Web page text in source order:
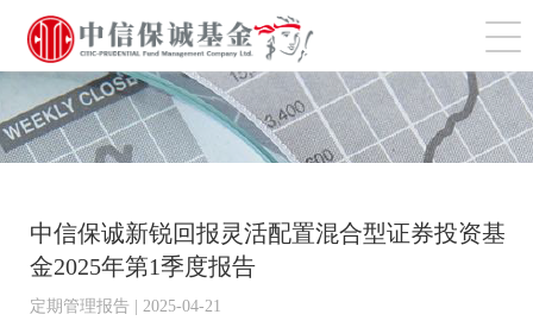
切
中信保诚新锐回报灵活配置混合型证券投资基
金2025年第1季度报告
定期管理报告 | 2025-04-21